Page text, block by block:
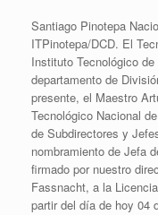
Santiago Pinotepa
ITPinotepa/DCD. El
Instituto Tecnológico
departamento de
presente, el Maestro
Tecnológico Nacional
de Subdirectores y
nombramiento de Jefa
firmado por nuestro
Fassnacht, a la
partir del día de hoy 04